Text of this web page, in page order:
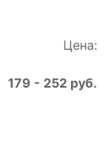
Цена:
179 - 252 руб.